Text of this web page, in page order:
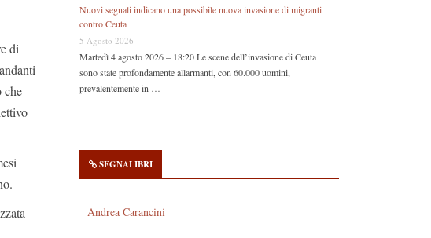
di
che
Nuovi segnali indicano una possibile nuova invasione di migranti
contro Ceuta
5 Agosto 2026
Martedì 4 agosto 2026 – 18:20 Le scene dell’invasione di Ceuta
sono state profondamente allarmanti, con 60.000 uomini,
prevalentemente in …
SEGNALIBRI
Andrea Carancini